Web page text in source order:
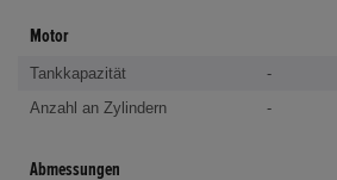
Motor
Tankkapazität
-
Anzahl an Zylindern
-
Abmessungen